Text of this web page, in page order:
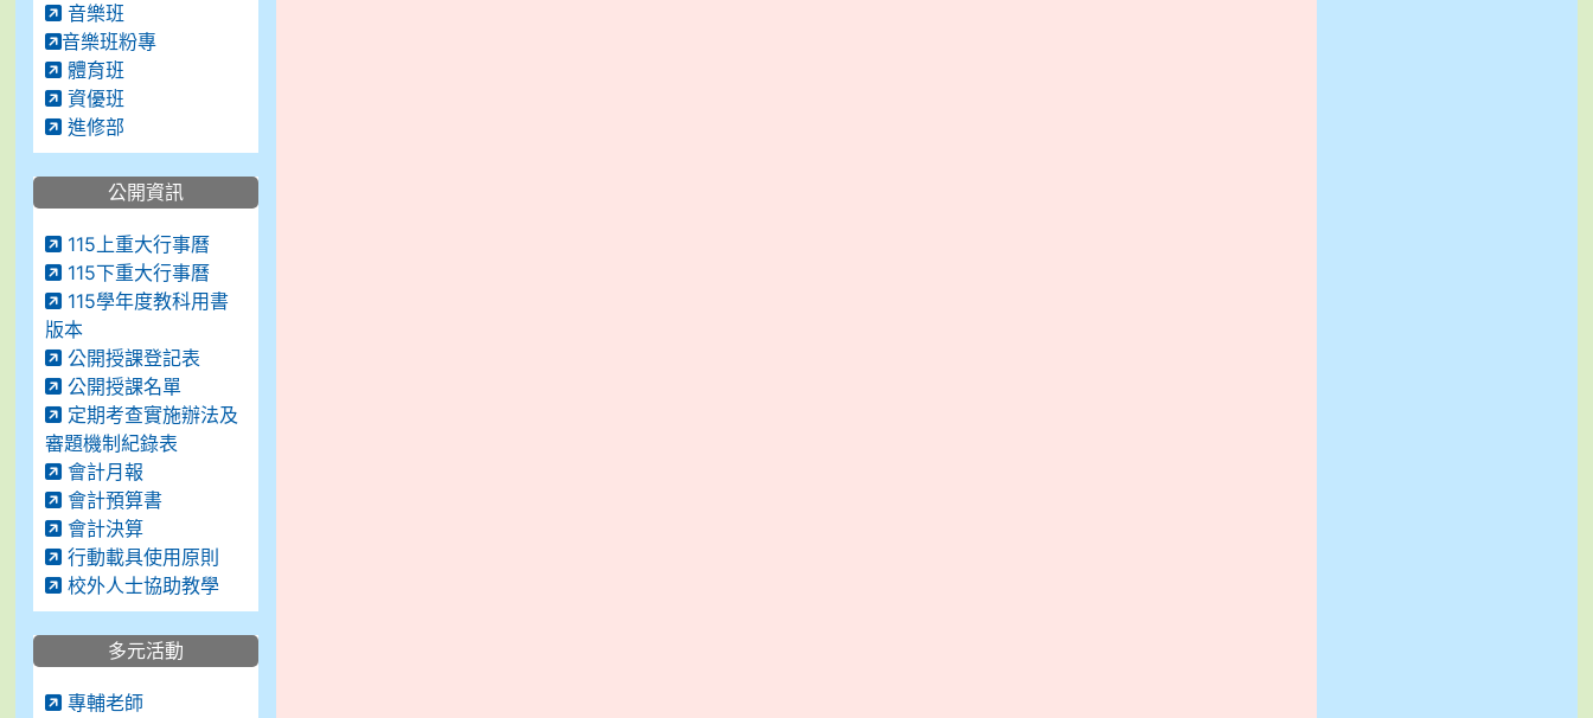
音樂班
音樂班粉專
體育班
資優班
進修部
公開資訊
115上重大行事曆
115下重大行事曆
115學年度教科用書
版本
公開授課登記表
公開授課名單
定期考查實施辦法及
審題機制紀錄表
會計月報
會計預算書
會計決算
行動載具使用原則
校外人士協助教學
多元活動
專輔老師